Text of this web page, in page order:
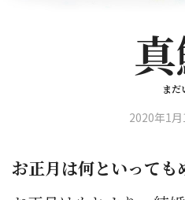
まだ
2020年1
お正月は何といっても